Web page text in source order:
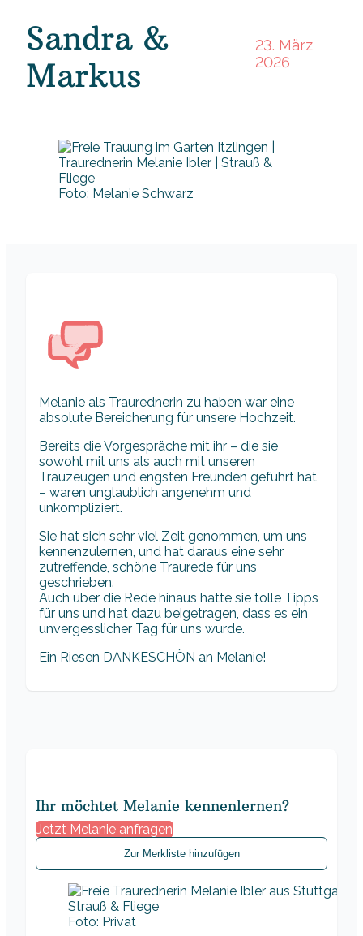
Sandra &
Markus
23. März
2026
Foto: Melanie Schwarz
Melanie als Traurednerin zu haben war eine
absolute Bereicherung für unsere Hochzeit.
Bereits die Vorgespräche mit ihr – die sie
sowohl mit uns als auch mit unseren
Trauzeugen und engsten Freunden geführt hat
– waren unglaublich angenehm und
unkompliziert.
Sie hat sich sehr viel Zeit genommen, um uns
kennenzulernen, und hat daraus eine sehr
zutreffende, schöne Traurede für uns
geschrieben.
Auch über die Rede hinaus hatte sie tolle Tipps
für uns und hat dazu beigetragen, dass es ein
unvergesslicher Tag für uns wurde.
Ein Riesen DANKESCHÖN an Melanie!
Ihr möchtet Melanie kennenlernen?
Jetzt Melanie anfragen
Zur Merkliste hinzufügen
Foto: Privat